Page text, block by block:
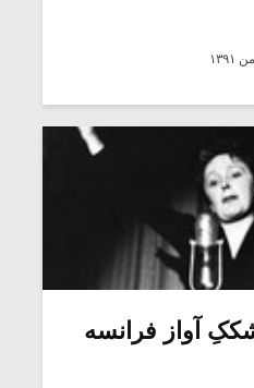
آواز فرانسه